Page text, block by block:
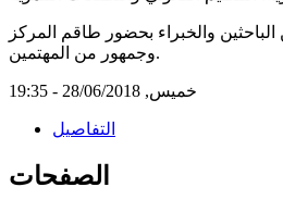
والخبراء بحضور طاقم المركز
وجمهور من المهتمين.
خميس, 28/06/2018 - 19:35
التفاصيل
الصفحات